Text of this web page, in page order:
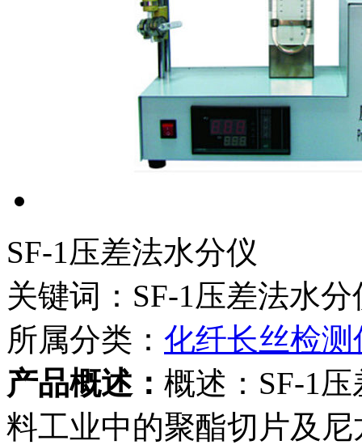
SF-1压差法水分仪
关键词：SF-1压差法水分
所属分类： 化纤长丝检测
产品概述： 概述：SF-1
料工业中的聚酯切片及